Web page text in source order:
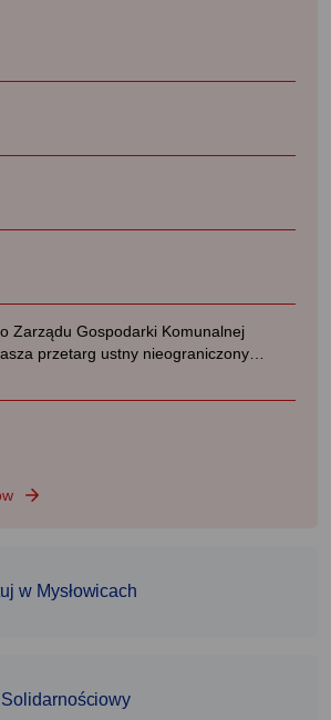
Zarządu Gospodarki Komunalnej
przetarg ustny nieograniczony
w Mysłowicach